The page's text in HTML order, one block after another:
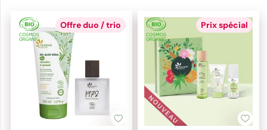
Offre duo / trio Prix spécial